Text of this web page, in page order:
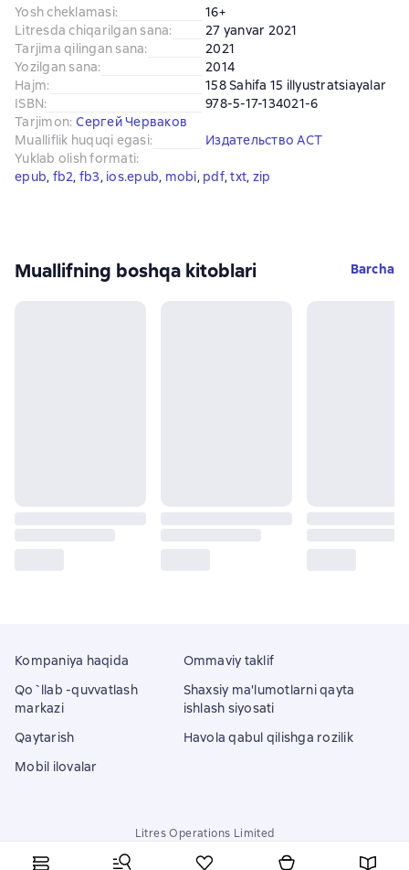
Yosh cheklamasi:
16+
Litresda chiqarilgan sana:
27 yanvar 2021
Tarjima qilingan sana:
2021
Yozilgan sana:
2014
Hajm:
158 Sahifa 15 illyustratsiayalar
ISBN:
978-5-17-134021-6
Tarjimon: Сергей Черваков
Mualliflik huquqi egasi:
Издательство АСТ
Yuklab olish formati:
epub, fb2, fb3, ios.epub, mobi, pdf, txt, zip
Muallifning boshqa kitoblari Barcha
Kompaniya haqida
Qo`llab -quvvatlash
markazi
Qaytarish
Mobil ilovalar
Ommaviy taklif
Shaxsiy ma'lumotlarni qayta
ishlash siyosati
Havola qabul qilishga rozilik
Litres Operations Limited